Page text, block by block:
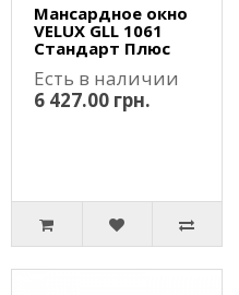
Мансардное окно
VELUX GLL 1061
Стандарт Плюс
Есть в наличии
6 427.00 грн.